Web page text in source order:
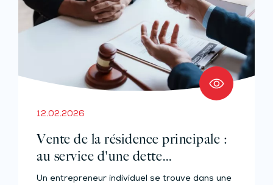
12.02.2026
Vente de la résidence principale :
au service d'une dette
professionnelle ?
Un entrepreneur individuel se trouve dans une